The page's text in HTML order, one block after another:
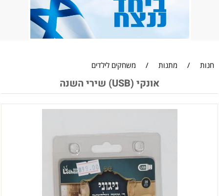
חנות / מתנות / משחקים לילדים
אונקי (USB) שירי השנה